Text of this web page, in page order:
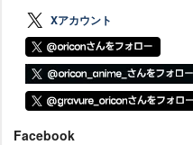
Xアカウント
Facebook